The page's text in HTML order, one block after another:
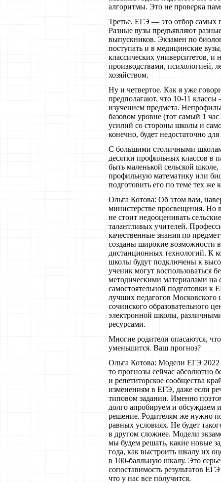
алгоритмы. Это не проверка
Третье. ЕГЭ — это отбор самых
Разные вузы предъявляют
выпускников. Экзамен по
поступать и в медицинские
классических университетов,
производствами, психологией,
хозяйством.
Ну и четвертое. Как я уже
предполагают, что 10-11
изучением предмета.
базовом уровне (тот самый 1
усилий со стороны школы и
конечно, будет недостаточно
С большими столичными
десятки профильных классов в
быть маленькой сельской
профильную математику или
подготовить его по теме тех же
Ольга Котова: Об этом вам,
министерстве просвещения. Но
не стоит недооценивать
талантливых учителей.
качественные знания по
созданы широкие возможности
дистанционных технологий. К
школы будут подключены к
ученик могут воспользоваться
методическими материалами
самостоятельной подготовки
лучших педагогов Московского
сочинского образовательного
электронной школы,
ресурсами.
Многие родители опасаются,
уменьшится. Ваш прогноз?
Ольга Котова: Модели ЕГЭ 2022
то прогнозы сейчас абсолютно
и репетиторское сообщества
изменениям в ЕГЭ, даже если
типовом задании. Именно
долго апробируем и
решение. Родителям же нужно
равных условиях. Не будет
в другом сложнее. Модели
мы будем решать, какие новые
года, как выстроить шкалу их
в 100-балльную шкалу. Это
сопоставимость результатов
что у нас все получится.